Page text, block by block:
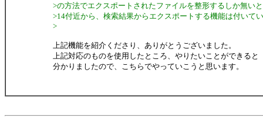
>の方法でエクスポートされたファイルを整形するしか無い
>14付近から、検索結果からエクスポートする機能は付いて
>
上記機能を紹介くださり、ありがとうございました。
上記対応のものを使用したところ、やりたいことができると
分かりましたので、こちらでやっていこうと思います。